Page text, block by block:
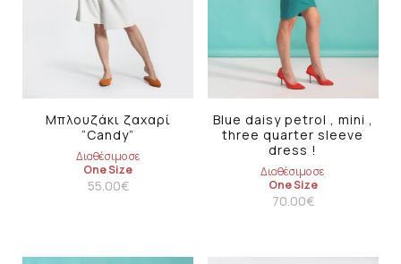
Μπλουζάκι ζαχαρί
“Candy”
Διαθέσιμο σε
One Size
55.00€
Blue daisy petrol , mini ,
three quarter sleeve
dress !
Διαθέσιμο σε
One Size
70.00€